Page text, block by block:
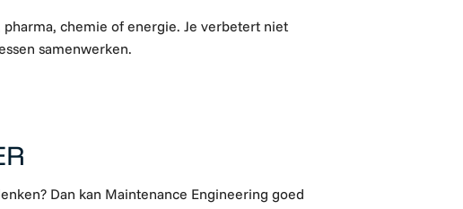
chemie of energie. Je verbetert niet
samenwerken.
Dan kan Maintenance Engineering goed